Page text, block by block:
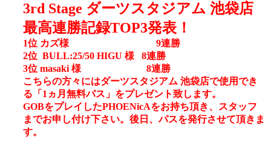
3rd Stage ダーツスタジアム 池袋店
最高連勝記録TOP3発表！
1位 カズ様 9連勝
2位 BULL:25/50 HIGU 様 8連勝
3位 masaki 様 8連勝
こちらの方々にはダーツスタジアム 池袋店で使用でき
る「1ヵ月無料パス」をプレゼント致します。
GOBをプレイしたPHOENicAをお持ち頂き、スタッフ
までお申し付け下さい。後日、パスを発行させて頂きま
す。